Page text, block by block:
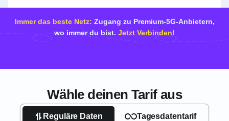
Immer das beste Netz: Zugang zu Premium-5G-Anbietern,
wo immer du bist. Jetzt Verbinden!
Wähle deinen Tarif aus
Reguläre Daten Tagesdatentarif